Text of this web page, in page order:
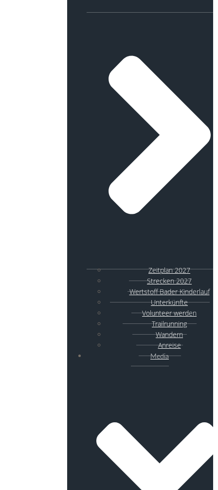
Zeitplan 2027
Strecken 2027
Wertstoff Bader Kinderlauf
Unterkünfte
Volunteer werden
Trailrunning
Wandern
Anreise
Media